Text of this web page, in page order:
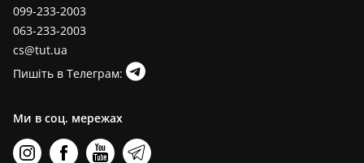
099-233-2003
063-233-2003
cs@tut.ua
Пишіть в Телеграм:
Ми в соц. мережах